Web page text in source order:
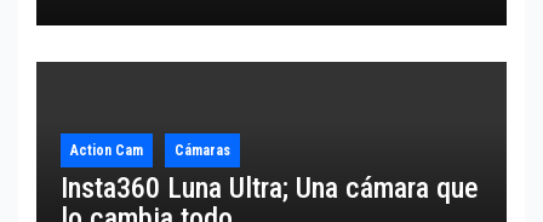
Action Cam Cámaras
Insta360 Luna Ultra; Una cámara que